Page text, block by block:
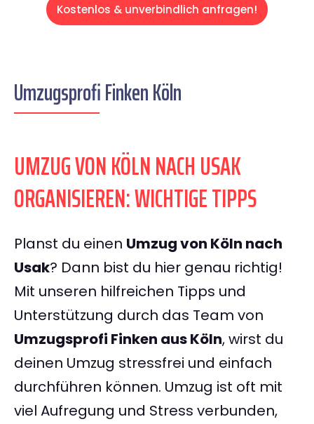
Kostenlos & unverbindlich anfragen!
Umzugsprofi Finken Köln
UMZUG VON KÖLN NACH USAK
ORGANISIEREN: WICHTIGE TIPPS
Planst du einen Umzug von Köln nach
Usak? Dann bist du hier genau richtig!
Mit unseren hilfreichen Tipps und
Unterstützung durch das Team von
Umzugsprofi Finken aus Köln, wirst du
deinen Umzug stressfrei und einfach
durchführen können. Umzug ist oft mit
viel Aufregung und Stress verbunden,